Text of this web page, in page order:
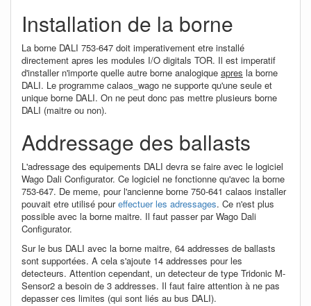
Installation de la borne
La borne DALI 753-647 doit imperativement etre installé
directement apres les modules I/O digitals TOR. Il est imperatif
d'installer n'importe quelle autre borne analogique apres la borne
DALI. Le programme calaos_wago ne supporte qu'une seule et
unique borne DALI. On ne peut donc pas mettre plusieurs borne
DALI (maitre ou non).
Addressage des ballasts
L'adressage des equipements DALI devra se faire avec le logiciel
Wago Dali Configurator. Ce logiciel ne fonctionne qu'avec la borne
753-647. De meme, pour l'ancienne borne 750-641 calaos installer
pouvait etre utilisé poureffectuer les adressages. Ce n'est plus
possible avec la borne maitre. Il faut passer par Wago Dali
Configurator.
Sur le bus DALI avec la borne maitre, 64 addresses de ballasts
sont supportées. A cela s'ajoute 14 addresses pour les
detecteurs. Attention cependant, un detecteur de type Tridonic M-
Sensor2 a besoin de 3 addresses. Il faut faire attention à ne pas
depasser ces limites (qui sont liés au bus DALI).